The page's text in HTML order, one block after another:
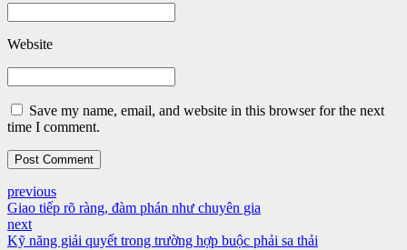
Website
Save my name, email, and website in this browser for the next
time I comment.
Post Comment
previous
Giao tiếp rõ ràng, đàm phán như chuyên gia
next
Kỹ năng giải quyết trong trường hợp buộc phải sa thải